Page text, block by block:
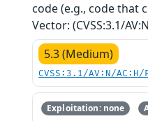
code (e.g., code that
Vector: (CVSS:3.1/
5.3 (Medium)
CVSS:3.1/AV:N/
Exploitation: none